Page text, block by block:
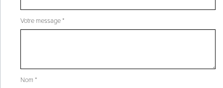
Votre message *
Nom *